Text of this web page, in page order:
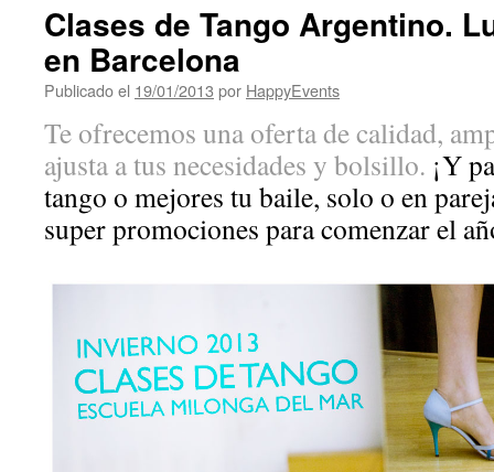
Clases de Tango Argentino.
en Barcelona
Publicado el 19/01/2013 por HappyEvents
Te ofrecemos una oferta de calidad,
ajusta a tus necesidades y bolsillo. ¡Y
tango o mejores tu baile, solo o en
super promociones para comenzar el